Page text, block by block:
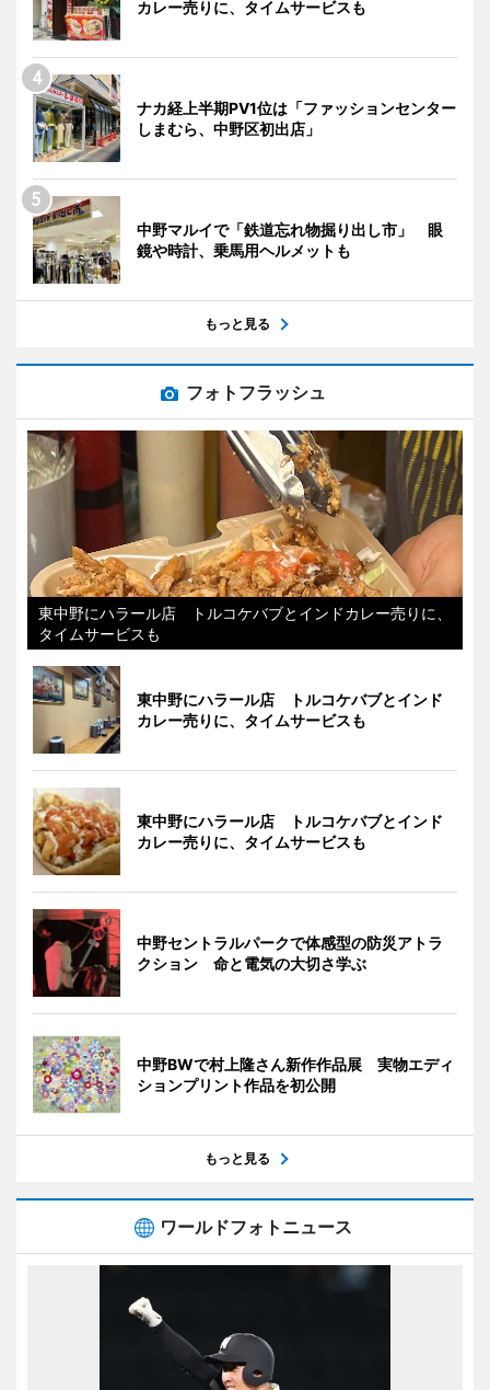
カレー売りに、タイムサービスも
ナカ経上半期PV1位は「ファッションセンター
しまむら、中野区初出店」
中野マルイで「鉄道忘れ物掘り出し市」 眼
鏡や時計、乗馬用ヘルメットも
もっと見る
フォトフラッシュ
東中野にハラール店 トルコケバブとインドカレー売りに、
タイムサービスも
東中野にハラール店 トルコケバブとインド
カレー売りに、タイムサービスも
東中野にハラール店 トルコケバブとインド
カレー売りに、タイムサービスも
中野セントラルパークで体感型の防災アトラ
クション 命と電気の大切さ学ぶ
中野BWで村上隆さん新作作品展 実物エディ
ションプリント作品を初公開
もっと見る
ワールドフォトニュース